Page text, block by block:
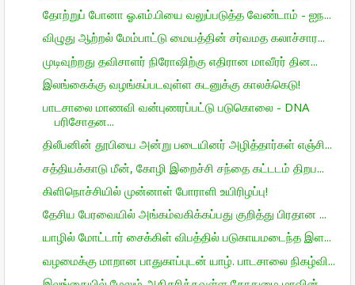
தோற்றுப் போனா ஓ.எம்.பியை வலுப்படுத்த வேண்டாம் - ஐந...
விழுது ஆற்றல் மேம்பாட்டு மையத்தின் சர்வமத கலாச்சார...
முடிவுற்றது தவிசாளர் நிரோஷிற்கு எதிரான மாவீரர் தின...
இலங்கைக்கு வழங்கப்படவுள்ள கடனுக்கு காலக்கெடு!
பாடசாலை மாணவி வன்புணரப்பட்டு படுகொலை - DNA
பரிசோதன...
திலீபனின் தூபியை அன்று படையினர் அழித்தார்கள் எஞ்சி...
சத்தியக்காடு மீன், கோழி இறைச்சி சந்தை கட்டடம் திறப...
கிளிநொச்சியில் முன்னாள் போராளி உயிரிழப்பு!
தேசிய பேரவையில் அங்கம்வகிக்கப்பது குறித்து பிரதான ...
யாழில் மோட்டார் சைக்கிள் விபத்தில் படுகாயமடைந்த இள...
வழமைக்கு மாறான பாதுகாப்புடன் யாழ். பாடசாலை நிகழ்வி...